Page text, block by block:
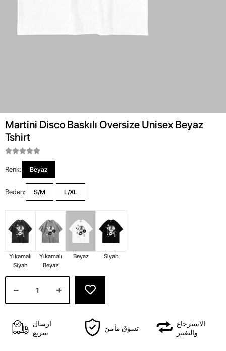
Martini Disco Baskılı Oversize Unisex Beyaz
Tshirt
Renk: Beyaz
Beden: S/M L/XL
Yıkamalı
Siyah
Yıkamalı
Beyaz
Beyaz Siyah
ارسال
سريع
تسوق مأمن
الاسترجاع
والتغيير